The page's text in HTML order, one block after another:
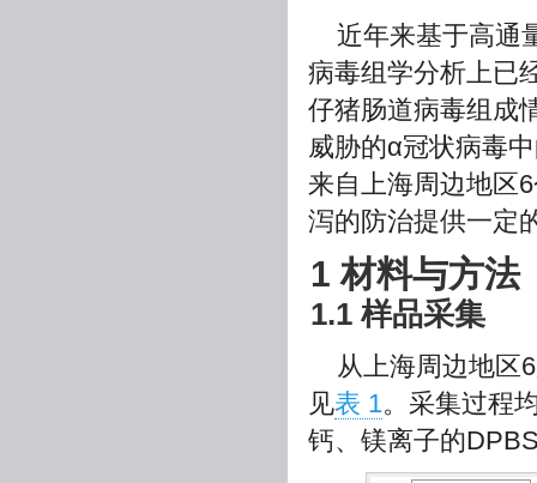
近年来基于高通
病毒组学分析上已
仔猪肠道病毒组成
威胁的α冠状病毒
来自上海周边地区
泻的防治提供一定
1 材料与方法
1.1 样品采集
从上海周边地区
见表 1。采集过程
钙、镁离子的